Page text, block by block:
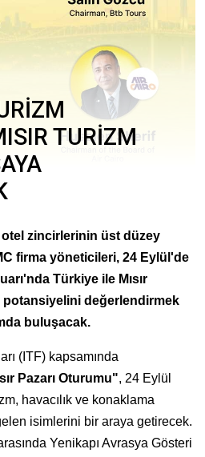
TURİZM
otel zincirlerinin üst düzey
firma yöneticileri, 24 Eylül'de
Türkiye ile Mısır
potansiyelini değerlendirmek
buluşacak.
(ITF) kapsamında
Pazarı Oturumu", 24 Eylül
havacılık ve konaklama
isimlerini bir araya getirecek.
Yenikapı Avrasya Gösteri